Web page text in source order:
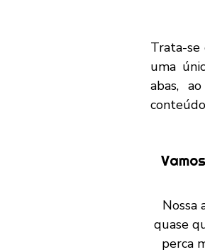
Trata-
uma
abas,
Nossa
quase
perca